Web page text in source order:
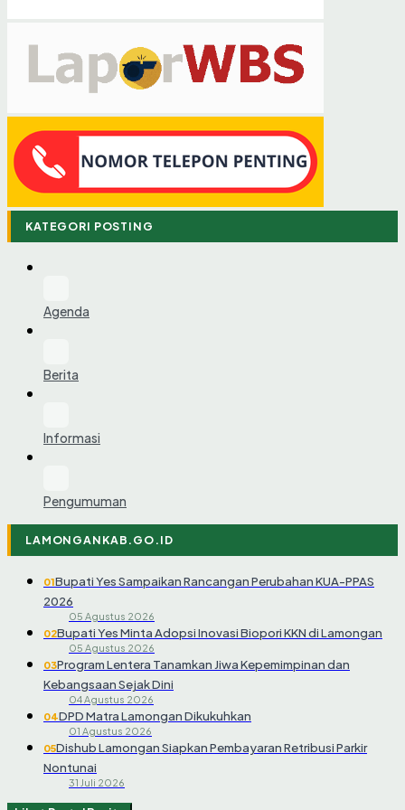
KATEGORI POSTING
Agenda
Berita
Informasi
Pengumuman
LAMONGANKAB.GO.ID
01Bupati Yes Sampaikan Rancangan Perubahan KUA-PPAS
2026
05 Agustus 2026
02Bupati Yes Minta Adopsi Inovasi Biopori KKN di Lamongan
05 Agustus 2026
03Program Lentera Tanamkan Jiwa Kepemimpinan dan
Kebangsaan Sejak Dini
04 Agustus 2026
04DPD Matra Lamongan Dikukuhkan
01 Agustus 2026
05Dishub Lamongan Siapkan Pembayaran Retribusi Parkir
Nontunai
31 Juli 2026